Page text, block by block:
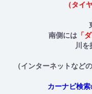
（タイ
南側には 「
川を
（インターネットなど
カーナビ検